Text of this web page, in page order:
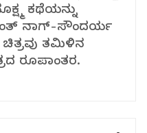
ಕಥೆಯನ್ನು
ನಾಗ್-ಸೌಂದರ್ಯ
ಚಿತ್ರವು ತಮಿಳಿನ
ರೂಪಾಂತರ.